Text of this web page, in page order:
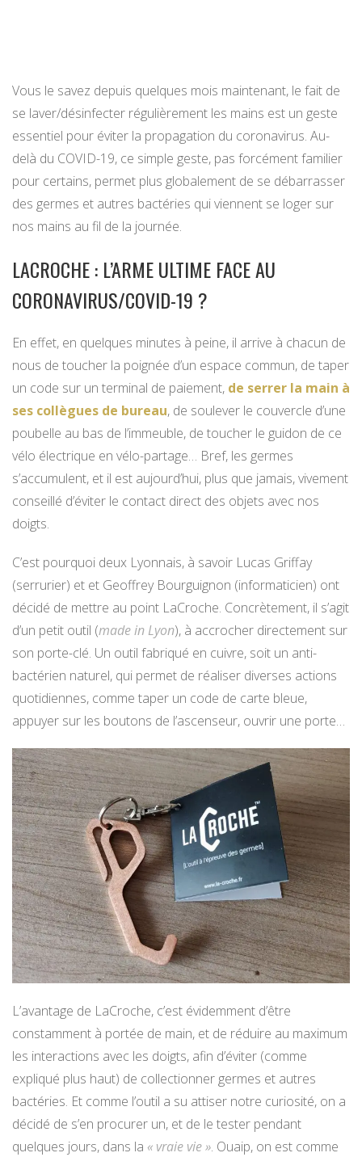
Vous le savez depuis quelques mois maintenant, le fait de
se laver/désinfecter régulièrement les mains est un geste
essentiel pour éviter la propagation du coronavirus. Au-
delà du COVID-19, ce simple geste, pas forcément familier
pour certains, permet plus globalement de se débarrasser
des germes et autres bactéries qui viennent se loger sur
nos mains au fil de la journée.
LACROCHE : L’ARME ULTIME FACE AU
CORONAVIRUS/COVID-19 ?
En effet, en quelques minutes à peine, il arrive à chacun de
nous de toucher la poignée d’un espace commun, de taper
un code sur un terminal de paiement, de serrer la main à
ses collègues de bureau, de soulever le couvercle d’une
poubelle au bas de l’immeuble, de toucher le guidon de ce
vélo électrique en vélo-partage… Bref, les germes
s’accumulent, et il est aujourd’hui, plus que jamais, vivement
conseillé d’éviter le contact direct des objets avec nos
doigts.
C’est pourquoi deux Lyonnais, à savoir Lucas Griffay
(serrurier) et et Geoffrey Bourguignon (informaticien) ont
décidé de mettre au point LaCroche. Concrètement, il s’agit
d’un petit outil (made in Lyon), à accrocher directement sur
son porte-clé. Un outil fabriqué en cuivre, soit un anti-
bactérien naturel, qui permet de réaliser diverses actions
quotidiennes, comme taper un code de carte bleue,
appuyer sur les boutons de l’ascenseur, ouvrir une porte…
L’avantage de LaCroche, c’est évidemment d’être
constamment à portée de main, et de réduire au maximum
les interactions avec les doigts, afin d’éviter (comme
expliqué plus haut) de collectionner germes et autres
bactéries. Et comme l’outil a su attiser notre curiosité, on a
décidé de s’en procurer un, et de le tester pendant
quelques jours, dans la « vraie vie ». Ouaip, on est comme